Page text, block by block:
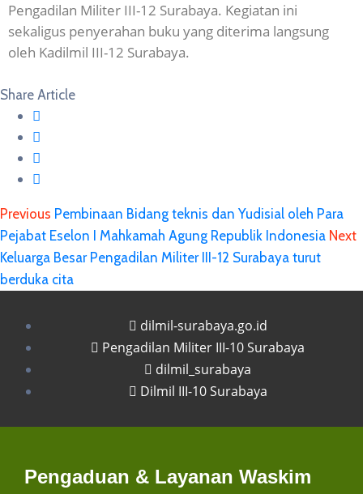
Pengadilan Militer III-12 Surabaya. Kegiatan ini
sekaligus penyerahan buku yang diterima langsung
oleh Kadilmil III-12 Surabaya.
Share Article
Previous Pembinaan Bidang teknis dan Yudisial oleh Para
Pejabat Eselon I Mahkamah Agung Republik Indonesia Next
Keluarga Besar Pengadilan Militer III-12 Surabaya turut
berduka cita
dilmil-surabaya.go.id
Pengadilan Militer III-10 Surabaya
dilmil_surabaya
Dilmil III-10 Surabaya
Pengaduan & Layanan Waskim